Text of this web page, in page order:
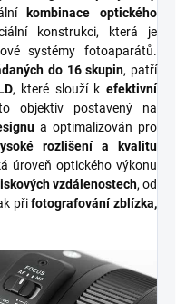
kombinace optického
konstrukci, která je
systémy fotoaparátů.
do 16 skupin, patří
, které slouží kefektivní
objektiv postavený na
a optimalizován pro
rozlišení a kvalitu
úroveň optického výkonu
vzdálenostech, od
přifotografování zblízka,